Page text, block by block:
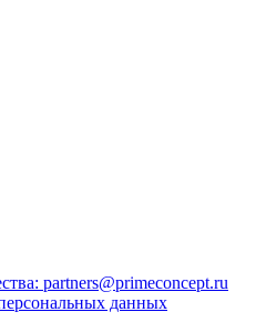
partners@primeconcept.ru
данных